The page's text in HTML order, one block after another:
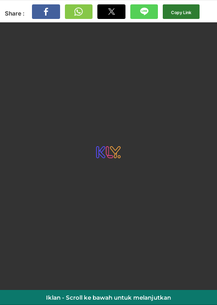
Share : Copy Link
Iklan - Scroll ke bawah untuk melanjutkan